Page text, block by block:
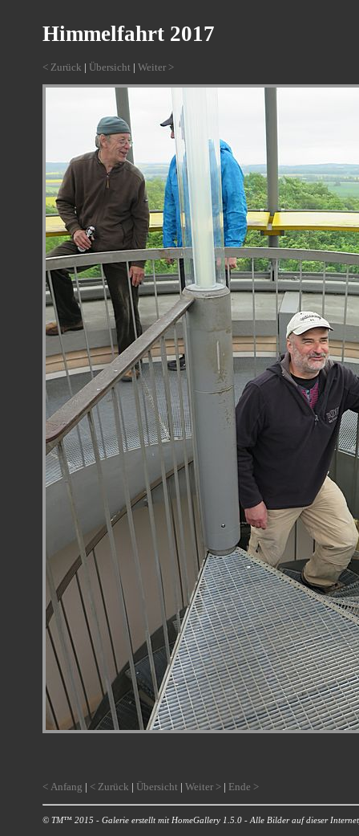
Himmelfahrt 2017
< Zurück | Übersicht |Weiter >
< Anfang | < Zurück | Übersicht |Weiter > | Ende >
© TM™ 2015 - Galerie erstellt mit HomeGallery 1.5.0 - Alle Bilder auf dieser